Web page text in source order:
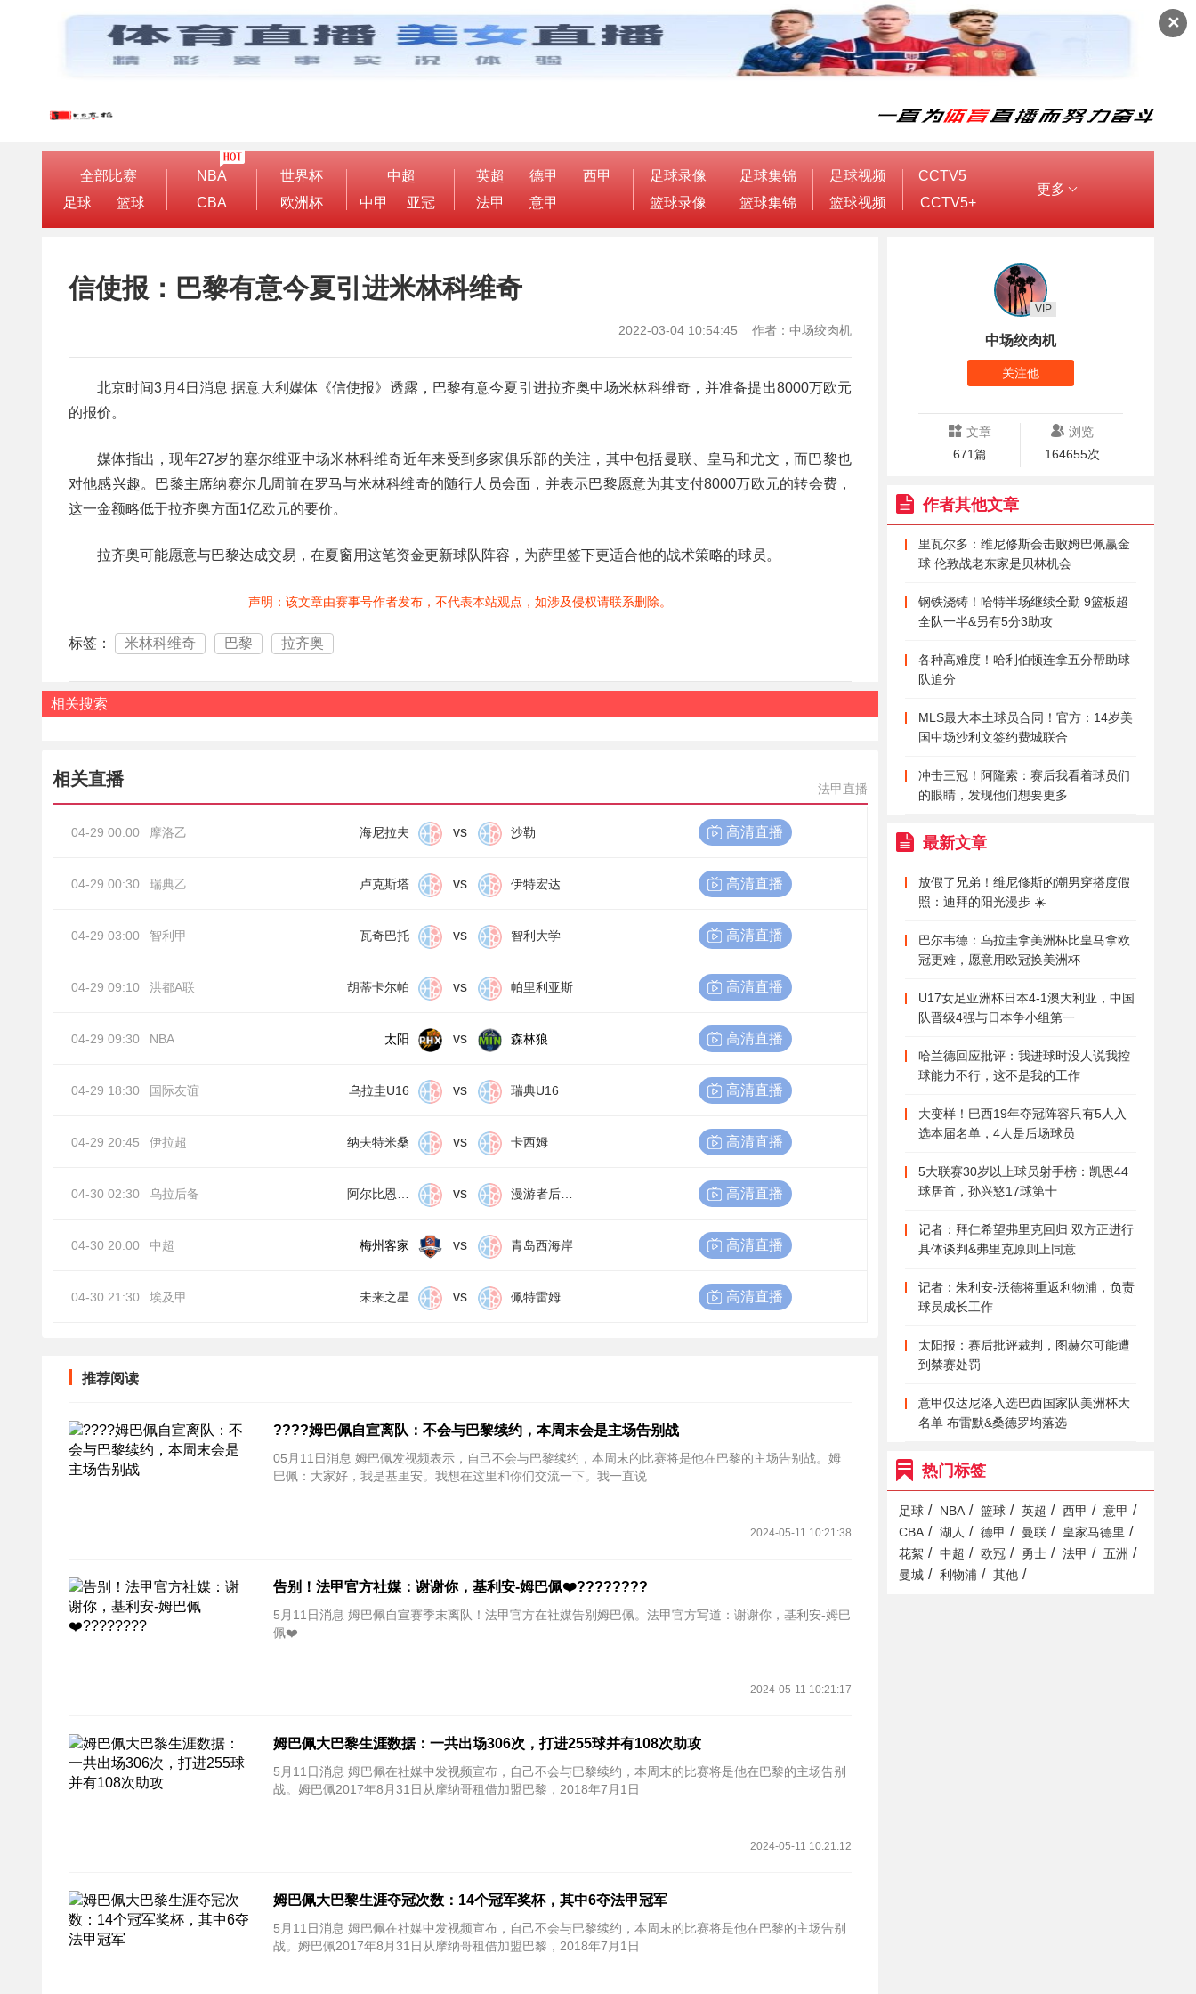
✕
全部比赛
足球
篮球
NBA
CBA
世界杯
欧洲杯
中超
中甲
亚冠
英超 德甲
西甲
法甲
意甲
足球录像
篮球录像
足球集锦
篮球集锦
足球视频
篮球视频
CCTV5
CCTV5+
更多
信使报：巴黎有意今夏引进米林科维奇
2022-03-04 10:54:45 作者：中场绞肉机
北京时间3月4日消息 据意大利媒体《信使报》透露，巴黎有意今夏引进拉齐奥中场米林科维奇，并准备提出8000万欧元
的报价。
媒体指出，现年27岁的塞尔维亚中场米林科维奇近年来受到多家俱乐部的关注，其中包括曼联、皇马和尤文，而巴黎也
对他感兴趣。巴黎主席纳赛尔几周前在罗马与米林科维奇的随行人员会面，并表示巴黎愿意为其支付8000万欧元的转会费，
这一金额略低于拉齐奥方面1亿欧元的要价。
拉齐奥可能愿意与巴黎达成交易，在夏窗用这笔资金更新球队阵容，为萨里签下更适合他的战术策略的球员。
声明：该文章由赛事号作者发布，不代表本站观点，如涉及侵权请联系删除。
标签： 米林科维奇 巴黎 拉齐奥
相关搜索
相关直播 法甲直播
04-29 00:00 摩洛乙 海尼拉夫 vs 沙勒 高清直播
04-29 00:30 瑞典乙 卢克斯塔 vs 伊特宏达 高清直播
04-29 03:00 智利甲 瓦奇巴托 vs 智利大学 高清直播
04-29 09:10 洪都A联 胡蒂卡尔帕 vs 帕里利亚斯 高清直播
04-29 09:30 NBA 太阳 vs 森林狼 高清直播
04-29 18:30 国际友谊 乌拉圭U16 vs 瑞典U16 高清直播
04-29 20:45 伊拉超 纳夫特米桑 vs 卡西姆 高清直播
04-30 02:30 乌拉后备 vs 高清直播
04-30 20:00 中超 梅州客家 vs 青岛西海岸 高清直播
04-30 21:30 埃及甲 未来之星 vs 佩特雷姆 高清直播
推荐阅读
????姆巴佩自宣离队：不会与巴黎续约，本周末会是主场告别战
05月11日消息 姆巴佩发视频表示，自己不会与巴黎续约，本周末的比赛将是他在巴黎的主场告别战。姆
巴佩：大家好，我是基里安。我想在这里和你们交流一下。我一直说
2024-05-11 10:21:38
告别！法甲官方社媒：谢谢你，基利安-姆巴佩❤️????????
5月11日消息 姆巴佩自宣赛季末离队！法甲官方在社媒告别姆巴佩。法甲官方写道：谢谢你，基利安-姆巴
佩❤️
2024-05-11 10:21:17
姆巴佩大巴黎生涯数据：一共出场306次，打进255球并有108次助攻
5月11日消息 姆巴佩在社媒中发视频宣布，自己不会与巴黎续约，本周末的比赛将是他在巴黎的主场告别
战。姆巴佩2017年8月31日从摩纳哥租借加盟巴黎，2018年7月1日
2024-05-11 10:21:12
姆巴佩大巴黎生涯夺冠次数：14个冠军奖杯，其中6夺法甲冠军
5月11日消息 姆巴佩在社媒中发视频宣布，自己不会与巴黎续约，本周末的比赛将是他在巴黎的主场告别
战。姆巴佩2017年8月31日从摩纳哥租借加盟巴黎，2018年7月1日
中场绞肉机
VIP
关注他
文章
671篇
浏览
164655次
作者其他文章
里瓦尔多：维尼修斯会击败姆巴佩赢金
球 伦敦战老东家是贝林机会
钢铁浇铸！哈特半场继续全勤 9篮板超
全队一半&另有5分3助攻
各种高难度！哈利伯顿连拿五分帮助球
队追分
MLS最大本土球员合同！官方：14岁美
国中场沙利文签约费城联合
冲击三冠！阿隆索：赛后我看着球员们
的眼睛，发现他们想要更多
最新文章
放假了兄弟！维尼修斯的潮男穿搭度假
照：迪拜的阳光漫步 ☀️
巴尔韦德：乌拉圭拿美洲杯比皇马拿欧
冠更难，愿意用欧冠换美洲杯
U17女足亚洲杯日本4-1澳大利亚，中国
队晋级4强与日本争小组第一
哈兰德回应批评：我进球时没人说我控
球能力不行，这不是我的工作
大变样！巴西19年夺冠阵容只有5人入
选本届名单，4人是后场球员
5大联赛30岁以上球员射手榜：凯恩44
球居首，孙兴慜17球第十
记者：拜仁希望弗里克回归 双方正进行
具体谈判&弗里克原则上同意
记者：朱利安-沃德将重返利物浦，负责
球员成长工作
太阳报：赛后批评裁判，图赫尔可能遭
到禁赛处罚
意甲仅达尼洛入选巴西国家队美洲杯大
名单 布雷默&桑德罗均落选
热门标签
足球 / NBA / 篮球 / 英超 / 西甲 / 意甲 /
CBA / 湖人 / 德甲 / 曼联 / 皇家马德里 /
花絮 / 中超 / 欧冠 / 勇士 / 法甲 / 五洲 /
曼城 / 利物浦 / 其他 /